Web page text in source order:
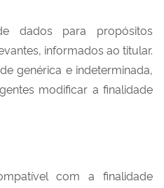
dados para propósitos
informados ao titular.
genérica e indeterminada,
modificar a finalidade
com a finalidade